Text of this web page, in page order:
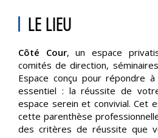
LE LIEU
Côté Cour, un espace
comités de direction,
Espace conçu pour répondre
essentiel : la réussite de
espace serein et convivial. Cet
cette parenthèse
des critères de réussite que